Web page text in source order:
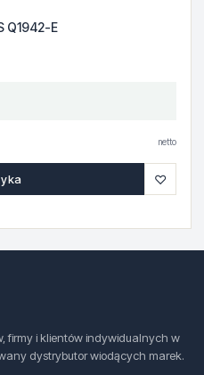
Q1942-E
netto
♡
firmy i klientów indywidualnych w
dystrybutor wiodących marek.